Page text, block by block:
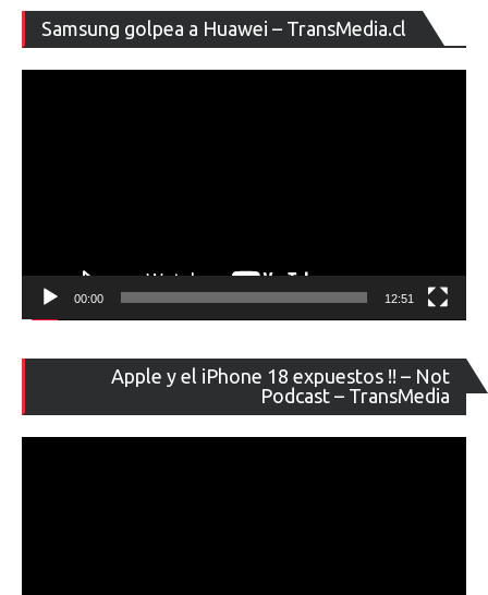
Samsung golpea a Huawei – TransMedia.cl
de
00:00 12:51
Apple y el iPhone 18 expuestos !! – Not
Podcast – TransMedia
de